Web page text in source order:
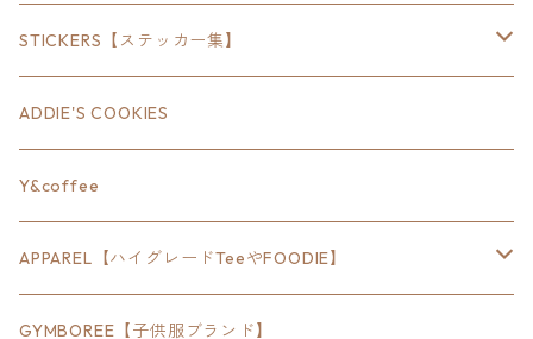
18inch×8inch
18inch×12inch
24inch×8inch
18inch×24inch
30inch×24inch
STICKERS【ステッカー集】
ステート
ハウス
クルマ
セキュリティ
ADDIE'S COOKIES
Y&coffee
APPAREL【ハイグレードTeeやFOODIE】
Bradley
GYMBOREE【子供服ブランド】